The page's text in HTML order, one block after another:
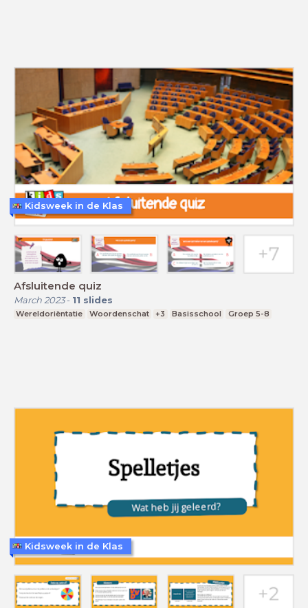
Afsluitende quiz
March 2023- 11 slides
Wereldoriëntatie Woordenschat +3 Basisschool Groep 5-8
Kidsweek in de Klas
Kidsweek in de Klas